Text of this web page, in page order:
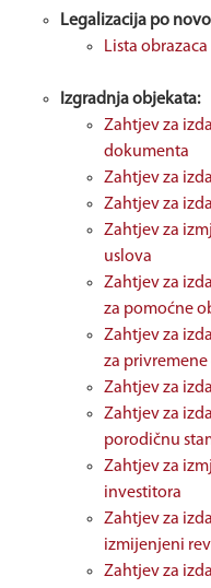
Legalizacija po
Lista obrazaca
Izgradnja objekata:
Zahtjev za
dokumenta
Zahtjev za
Zahtjev za
Zahtjev za
uslova
Zahtjev za
za pomoćne
Zahtjev za
za
Zahtjev za
Zahtjev za
porodičnu
Zahtjev za
investitora
Zahtjev za
izmijenjeni
Zahtjev za